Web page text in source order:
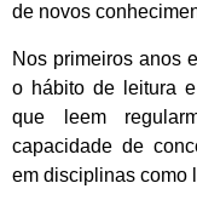
de novos
Nos primeiros anos
o hábito de leitura
que leem
capacidade de
em disciplinas como